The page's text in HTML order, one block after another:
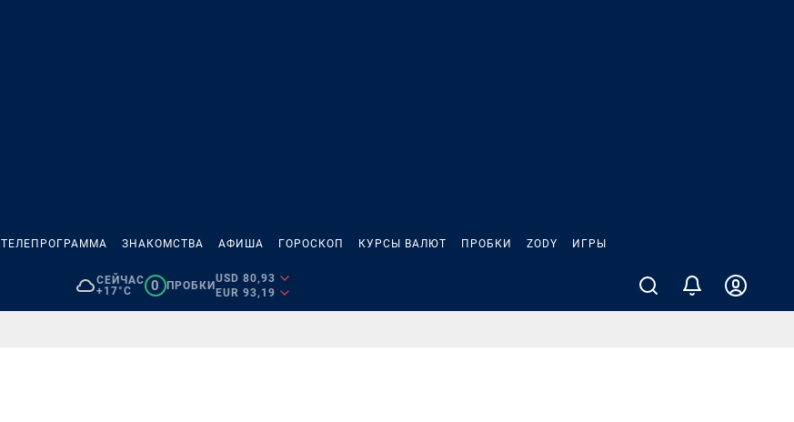
ТЕЛЕПРОГРАММА ЗНАКОМСТВА АФИША ГОРОСКОП КУРСЫ ВАЛЮТ ПРОБКИ ZODY ИГРЫ
СЕЙЧАС
+17°C
0 ПРОБКИ
USD 80,93
EUR 93,19